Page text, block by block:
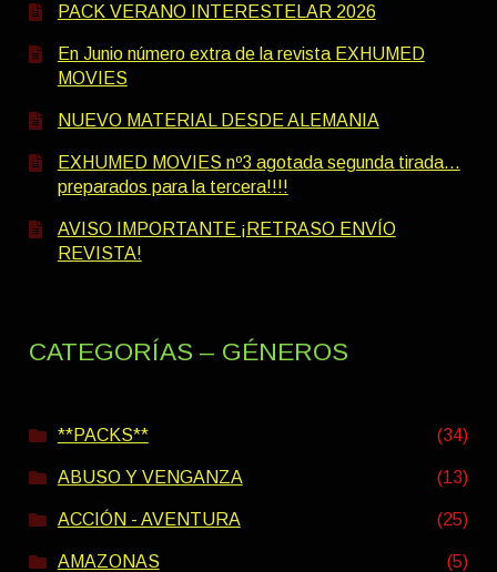
PACK VERANO INTERESTELAR 2026
En Junio número extra de la revista EXHUMED
MOVIES
NUEVO MATERIAL DESDE ALEMANIA
EXHUMED MOVIES nº3 agotada segunda tirada…
preparados para la tercera!!!!
AVISO IMPORTANTE ¡RETRASO ENVÍO
REVISTA!
CATEGORÍAS – GÉNEROS
**PACKS** (34)
ABUSO Y VENGANZA (13)
ACCIÓN - AVENTURA (25)
AMAZONAS (5)